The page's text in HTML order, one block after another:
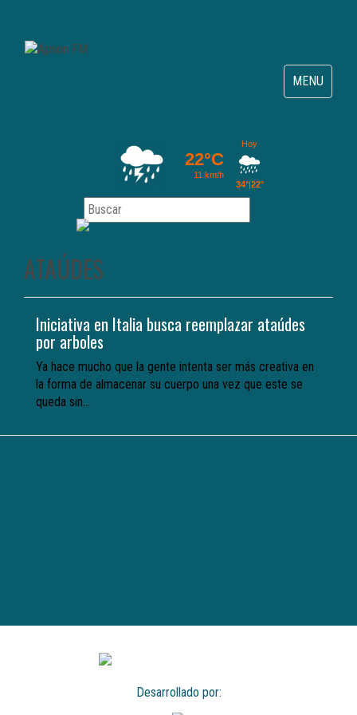
Toggle
navigation
MENU
ATAÚDES
Iniciativa en Italia busca reemplazar ataúdes
por arboles
Ya hace mucho que la gente intenta ser más creativa en
la forma de almacenar su cuerpo una vez que este se
queda sin...
Desarrollado por: